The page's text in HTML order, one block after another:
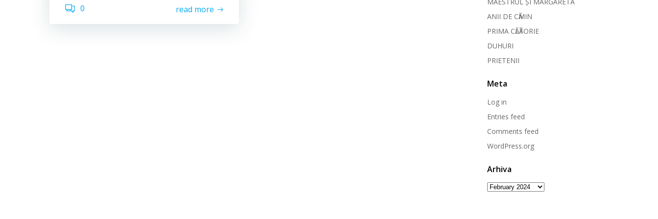
0 read more
ANII DE CӐMIN
PRIMA CӐLӐTORIE
DUHURI
PRIETENII
Meta
Log in
Entries feed
Comments feed
WordPress.org
Arhiva
Arhiva